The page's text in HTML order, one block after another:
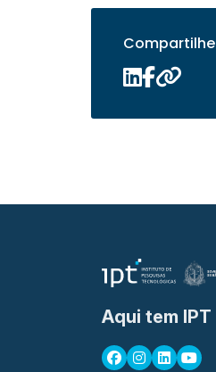
Compartilhe
Aqui tem IPT